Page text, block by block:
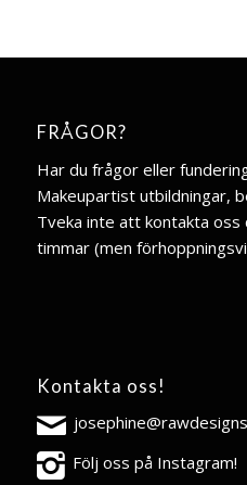
FRÅGOR?
Har du frågor eller
Makeupartist utbildningar,
Tveka inte att kontakta oss
timmar (men
Kontakta oss!
Följ oss på Instagram!